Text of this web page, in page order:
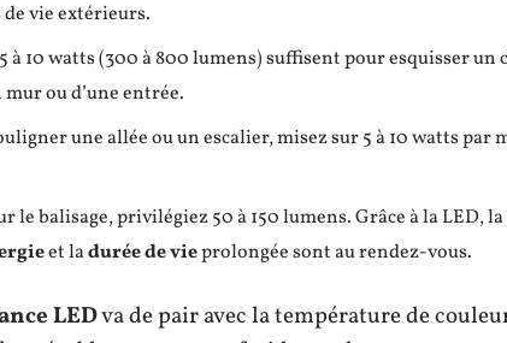
de vie extérieurs.
à 10 watts (300 à 800 lumens) suffisent pour esquisser un
ou d’une entrée.
une allée ou un escalier, misez sur 5 à 10 watts par
le balisage, privilégiez 50 à 150 lumens. Grâce à la LED, la
et ladurée de vieprolongée sont au rendez-vous.
LEDva de pair avec la température de